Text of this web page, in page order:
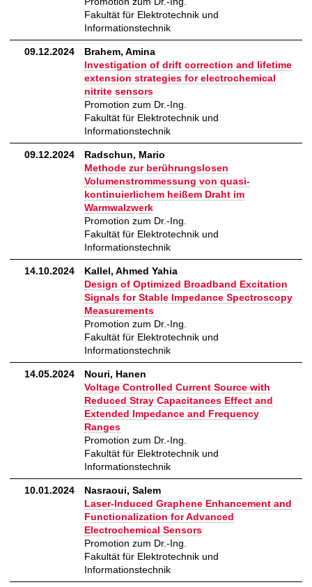
Fakultät für Elektrotechnik und
Informationstechnik
09.12.2024
Brahem, Amina
Investigation of drift correction and lifetime
extension strategies for electrochemical
nitrite sensors
Promotion zum Dr.-Ing.
Fakultät für Elektrotechnik und
Informationstechnik
09.12.2024
Radschun, Mario
Methode zur berührungslosen
Volumenstrommessung von quasi-
kontinuierlichem heißem Draht im
Warmwalzwerk
Promotion zum Dr.-Ing.
Fakultät für Elektrotechnik und
Informationstechnik
14.10.2024
Kallel, Ahmed Yahia
Design of Optimized Broadband Excitation
Signals for Stable Impedance Spectroscopy
Measurements
Promotion zum Dr.-Ing.
Fakultät für Elektrotechnik und
Informationstechnik
14.05.2024
Nouri, Hanen
Voltage Controlled Current Source with
Reduced Stray Capacitances Effect and
Extended Impedance and Frequency
Ranges
Promotion zum Dr.-Ing.
Fakultät für Elektrotechnik und
Informationstechnik
10.01.2024
Nasraoui, Salem
Laser-Induced Graphene Enhancement and
Functionalization for Advanced
Electrochemical Sensors
Promotion zum Dr.-Ing.
Fakultät für Elektrotechnik und
Informationstechnik